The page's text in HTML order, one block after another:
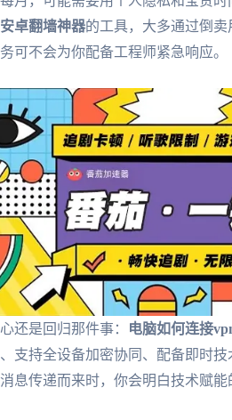
卓翻墙神器的工具，大多通过倒
可不会为你配备工程师紧急响应。
还是回归那件事： 电脑如何连接
支持全设备加密协同、配备即时
息传递而来时，你会明白技术赋能